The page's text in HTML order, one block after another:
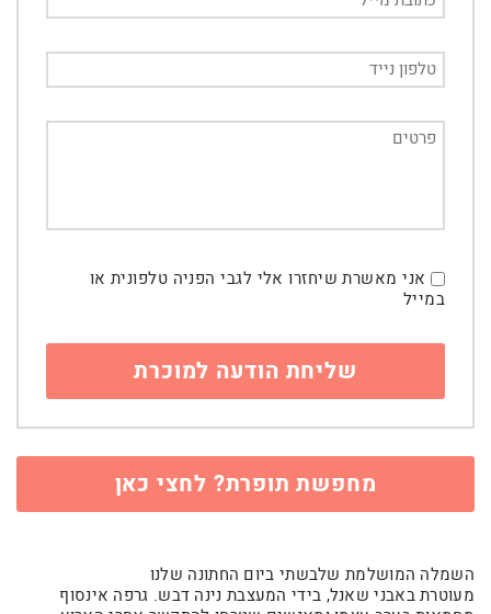
אני מאשרת שיחזרו אלי לגבי הפניה טלפונית או
במייל
מחפשת תופרת? לחצי כאן
השמלה המושלמת שלבשתי ביום החתונה שלנו
מעוטרת באבני שאנל, בידי המעצבת נינה דבש. גרפה אינסוף